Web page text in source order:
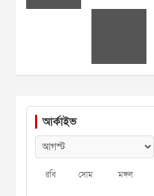
আর্কাইভ
রবি সোম মঙ্গল